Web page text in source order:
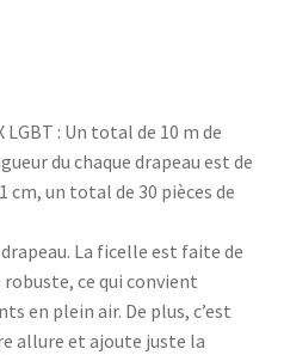
LGBT : Un total de 10 m de
du chaque drapeau est de
cm, un total de 30 pièces de
drapeau. La ficelle est faite de
ce qui convient
en plein air. De plus, c’est
allure et ajoute juste la